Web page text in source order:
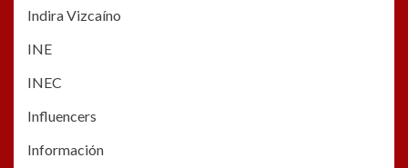
Indira Vizcaíno
INE
INEC
Influencers
Información